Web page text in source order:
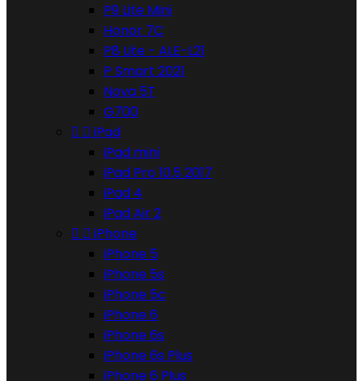
P9 Lite Mini
Honor 7C
P8 Lite - ALE-L21
P Smart 2021
Nova 5T
G700
  iPad
iPad mini
iPad Pro 10.5 2017
iPad 4
iPad Air 2
  iPhone
iPhone 5
iPhone 5s
iPhone 5c
iPhone 6
iPhone 6s
iPhone 6s Plus
iPhone 6 Plus